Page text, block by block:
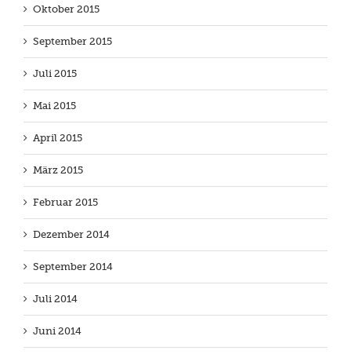
Oktober 2015
September 2015
Juli 2015
Mai 2015
April 2015
März 2015
Februar 2015
Dezember 2014
September 2014
Juli 2014
Juni 2014